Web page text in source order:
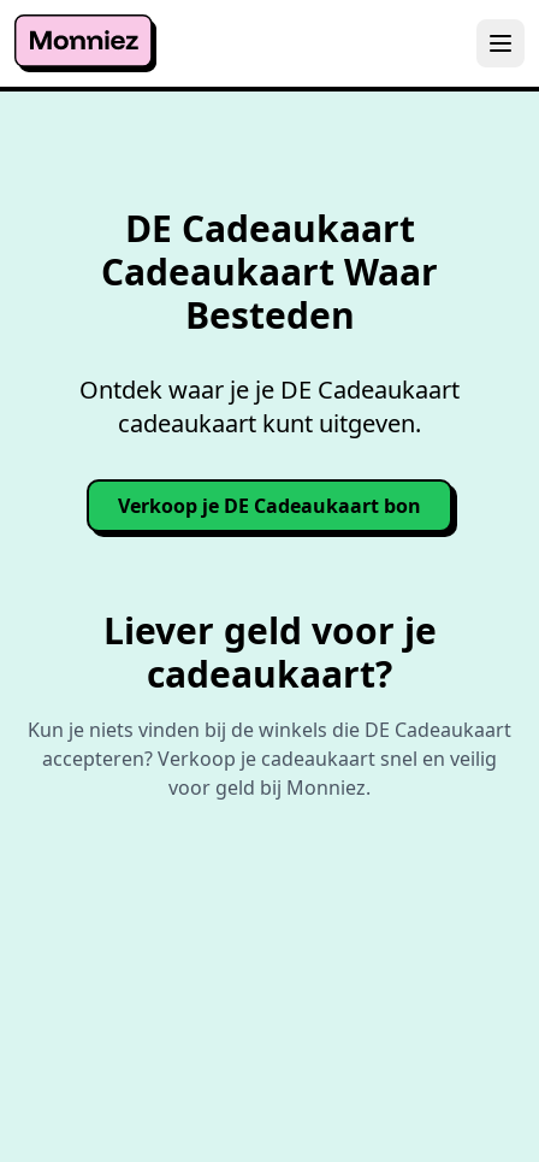
DE Cadeaukaart
Cadeaukaart Waar
Besteden
Ontdek waar je je DE Cadeaukaart
cadeaukaart kunt uitgeven.
Verkoop je DE Cadeaukaart bon
Liever geld voor je
cadeaukaart?
Kun je niets vinden bij de winkels die DE Cadeaukaart
accepteren? Verkoop je cadeaukaart snel en veilig
voor geld bij Monniez.